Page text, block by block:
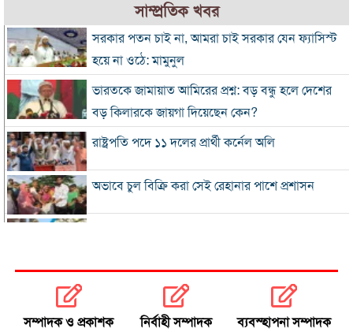
সাম্প্রতিক খবর
সরকার পতন চাই না, আমরা চাই সরকার যেন ফ্যাসিস্ট
হয়ে না ওঠে: মামুনুল
ভারতকে জামায়াত আমিরের প্রশ্ন: বড় বন্ধু হলে দেশের
বড় কিলারকে জায়গা দিয়েছেন কেন?
রাষ্ট্রপতি পদে ১১ দলের প্রার্থী কর্নেল অলি
অভাবে চুল বিক্রি করা সেই রেহানার পাশে প্রশাসন
সালমান শাহ হত্যা মামলায় গ্রেপ্তার খলনায়ক ডন
অতীত ও ভুল নিয়ে নাবিলার আত্মোপলব্ধি
সম্পাদক ও প্রকাশক নির্বাহী সম্পাদক ব্যবস্হাপনা সম্পাদক